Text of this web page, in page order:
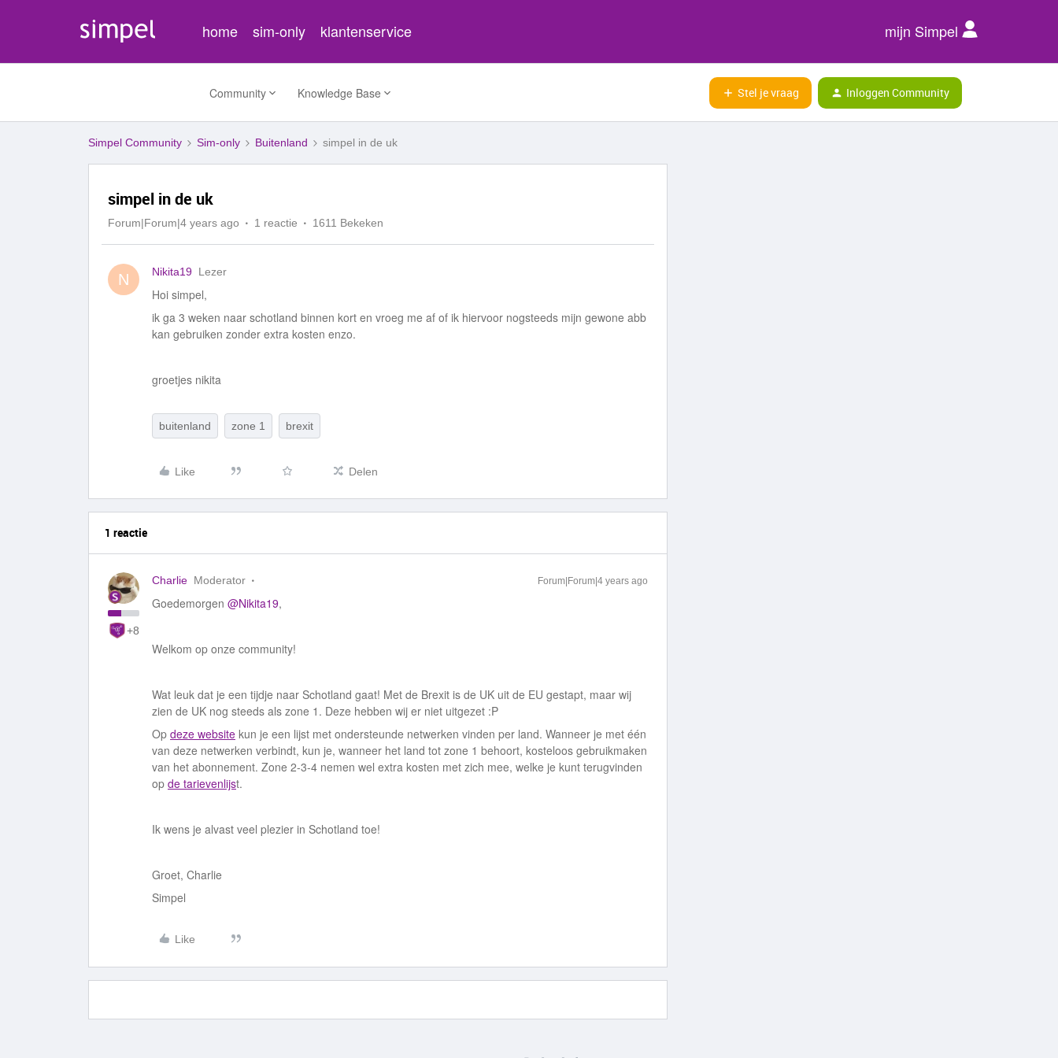
home sim-only klantenservice mijn Simpel
Community Knowledge Base Stel je vraag Inloggen Community
Simpel Community Sim-only Buitenland simpel in de uk
simpel in de uk
Forum|Forum|4 years ago 1 reactie 1611 Bekeken
N Nikita19 Lezer
Hoi simpel,
ik ga 3 weken naar schotland binnen kort en vroeg me af of ik hiervoor nogsteeds mijn gewone abb
kan gebruiken zonder extra kosten enzo.
groetjes nikita
buitenland zone 1 brexit
Like Delen
1 reactie
+8
Charlie Moderator Forum|Forum|4 years ago
Goedemorgen @Nikita19,
Welkom op onze community!
Wat leuk dat je een tijdje naar Schotland gaat! Met de Brexit is de UK uit de EU gestapt, maar wij
zien de UK nog steeds als zone 1. Deze hebben wij er niet uitgezet :P
Op deze website kun je een lijst met ondersteunde netwerken vinden per land. Wanneer je met één
van deze netwerken verbindt, kun je, wanneer het land tot zone 1 behoort, kosteloos gebruikmaken
van het abonnement. Zone 2-3-4 nemen wel extra kosten met zich mee, welke je kunt terugvinden
op de tarievenlijst.
Ik wens je alvast veel plezier in Schotland toe!
Groet, Charlie
Simpel
Like